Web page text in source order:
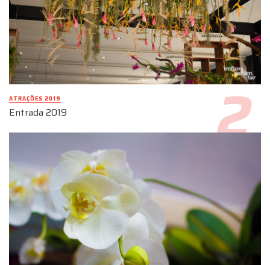
ATRAÇÕES 2019
Entrada 2019